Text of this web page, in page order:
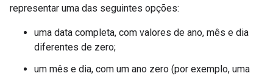
representar uma das seguintes opções:
uma data completa, com valores de ano, mês e dia
diferentes de zero;
um mês e dia, com um ano zero (por exemplo, uma